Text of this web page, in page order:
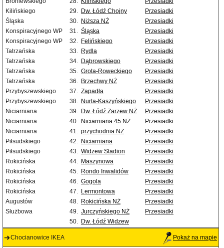
Kilińskiego
29. Dw. Łódź Chojny
Przesiadki
Śląska
30. Niższa NŻ
Przesiadki
Konspiracyjnego WP
31. Śląska
Przesiadki
Konspiracyjnego WP
32. Felińskiego
Przesiadki
Tatrzańska
33. Rydla
Przesiadki
Tatrzańska
34. Dąbrowskiego
Przesiadki
Tatrzańska
35. Grota-Roweckiego
Przesiadki
Tatrzańska
36. Brzechwy NŻ
Przesiadki
Przybyszewskiego
37. Zapadła
Przesiadki
Przybyszewskiego
38. Nurta-Kaszyńskiego
Przesiadki
Niciarniana
39. Dw. Łódź Zarzew NŻ
Przesiadki
Niciarniana
40. Niciarniana 45 NŻ
Przesiadki
Niciarniana
41. przychodnia NŻ
Przesiadki
Piłsudskiego
42. Niciarniana
Przesiadki
Piłsudskiego
43. Widzew Stadion
Przesiadki
Rokicińska
44. Maszynowa
Przesiadki
Rokicińska
45. Rondo Inwalidów
Przesiadki
Rokicińska
46. Gogola
Przesiadki
Rokicińska
47. Lermontowa
Przesiadki
Augustów
48. Rokicińska NŻ
Przesiadki
Służbowa
49. Jurczyńskiego NŻ
Przesiadki
50. Dw. Łódź Widzew
Chocianowice IKEA Pokaż na mapie